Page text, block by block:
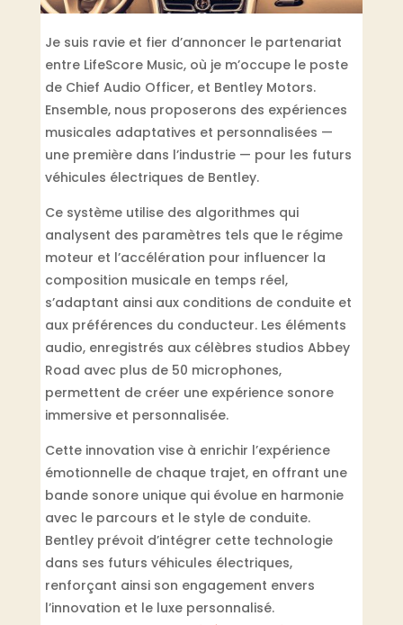
Je suis ravie et fier d’annoncer le partenariat
entre LifeScore Music, où je m’occupe le poste
de Chief Audio Officer, et Bentley Motors.
Ensemble, nous proposerons des expériences
musicales adaptatives et personnalisées —
une première dans l’industrie — pour les futurs
véhicules électriques de Bentley.
Ce système utilise des algorithmes qui
analysent des paramètres tels que le régime
moteur et l’accélération pour influencer la
composition musicale en temps réel,
s’adaptant ainsi aux conditions de conduite et
aux préférences du conducteur. Les éléments
audio, enregistrés aux célèbres studios Abbey
Road avec plus de 50 microphones,
permettent de créer une expérience sonore
immersive et personnalisée.
Cette innovation vise à enrichir l’expérience
émotionnelle de chaque trajet, en offrant une
bande sonore unique qui évolue en harmonie
avec le parcours et le style de conduite.
Bentley prévoit d’intégrer cette technologie
dans ses futurs véhicules électriques,
renforçant ainsi son engagement envers
l’innovation et le luxe personnalisé.